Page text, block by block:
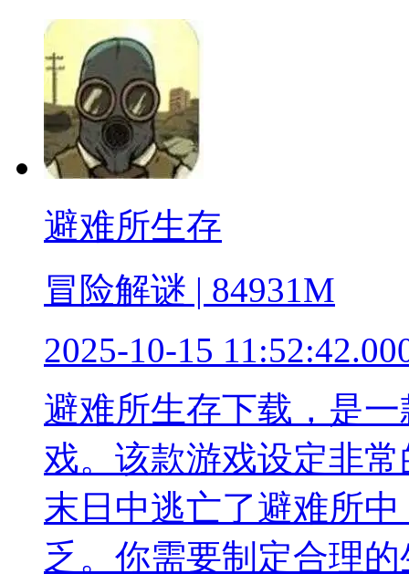
避难所生存
冒险解谜 | 84931M
2025-10-15
避难所生存下载，是
戏。该款游戏设定非
末日中逃亡了避难所
乏。你需要制定合理